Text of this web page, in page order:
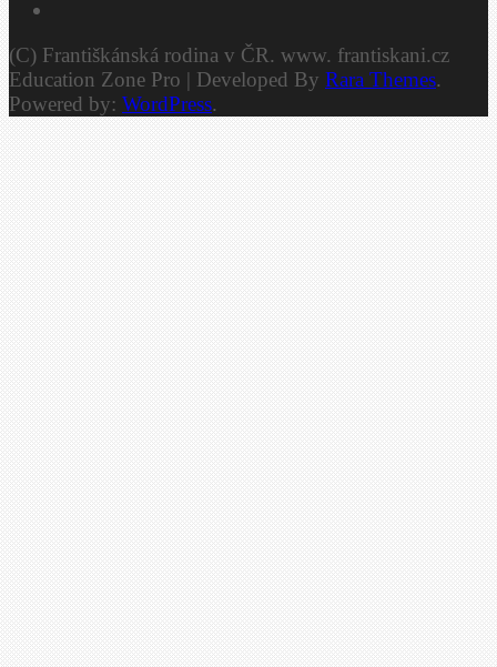
(C) Františkánská rodina v ČR. www. frantiskani.cz
Education Zone Pro | Developed By Rara Themes.
Powered by: WordPress.